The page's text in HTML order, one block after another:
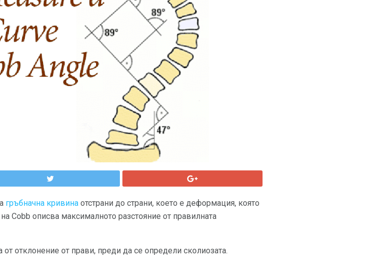
гръбначна кривина отстрани до страни, което е деформация, която
Cobb описва максималното разстояние от правилната
отклонение от прави, преди да се определи сколиозата.